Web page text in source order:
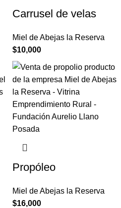
Carrusel de velas
Miel de Abejas la Reserva
$10,000
Propóleo
Miel de Abejas la Reserva
$16,000